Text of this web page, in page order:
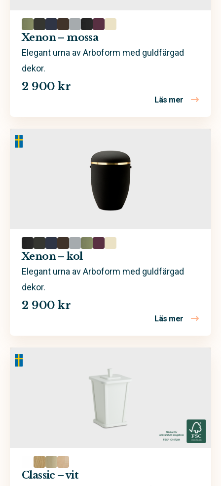
Xenon – mossa
Elegant urna av Arboform med guldfärgad
dekor.
2 900 kr
Läs mer om
Xenon – kol
Elegant urna av Arboform med guldfärgad
dekor.
2 900 kr
Läs mer om
Classic – vit